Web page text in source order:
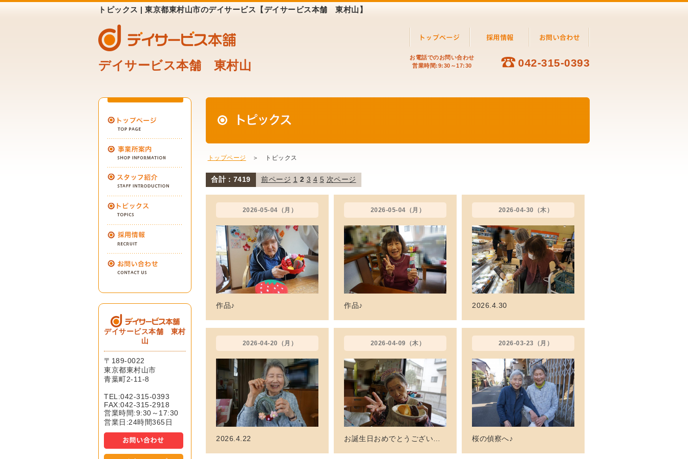
トピックス | 東京都東村山市のデイサービス【デイサービス本舗 東村山】
デイサービス本舗 東村山
お電話でのお問い合わせ
営業時間:9:30～17:30
042-315-0393
デイサービス本舗 東村
山
〒189-0022
東京都東村山市
青葉町2-11-8
TEL:042-315-0393
FAX:042-315-2918
営業時間:9:30～17:30
営業日:24時間365日
トップページ ＞ トピックス
合計：7419 前ページ 1 2 3 4 5 次ページ
2026-05-04（月）
作品♪
2026-05-04（月）
作品♪
2026-04-30（木）
2026.4.30
2026-04-20（月）
2026.4.22
2026-04-09（木） 2026-03-23（月）
桜の偵察へ♪